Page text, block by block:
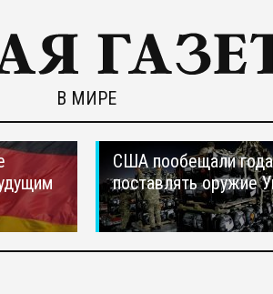
В МИРЕ
США пообещали
поставлять оружие